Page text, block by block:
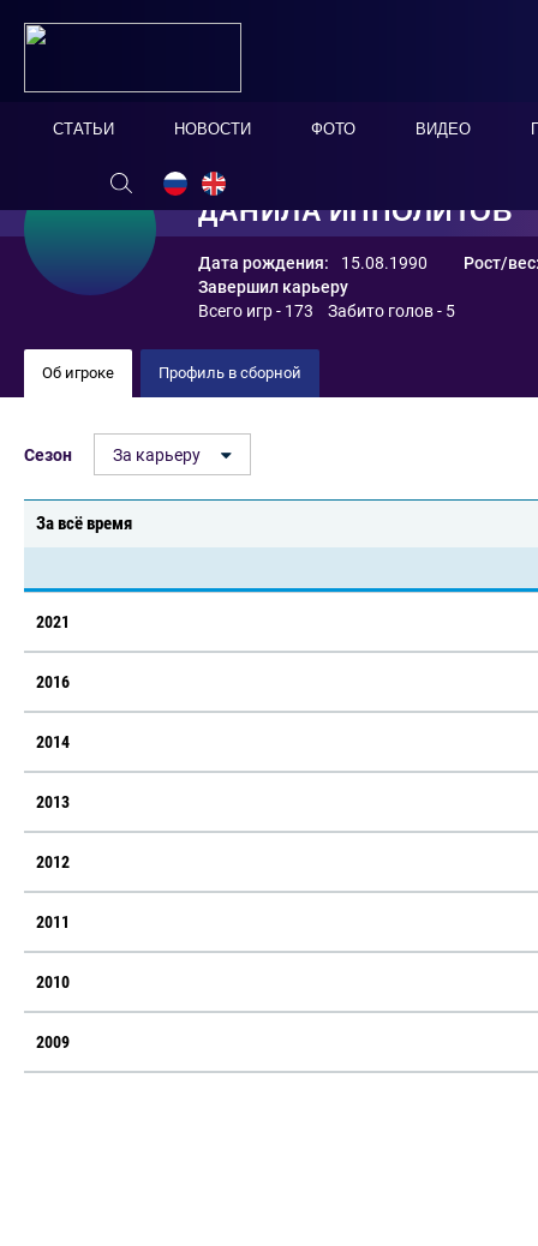
СТАТЬИ НОВОСТИ ФОТО ВИДЕО
ДАНИЛА ИППОЛИТОВ
Дата рождения: 15.08.1990
Рост/
Завершил карьеру
Всего игр - 173 Забито голов - 5
Об игроке Профиль в сборной
Сезон За карьеру
За всё время
2021
2016
2014
2013
2012
2011
2010
2009